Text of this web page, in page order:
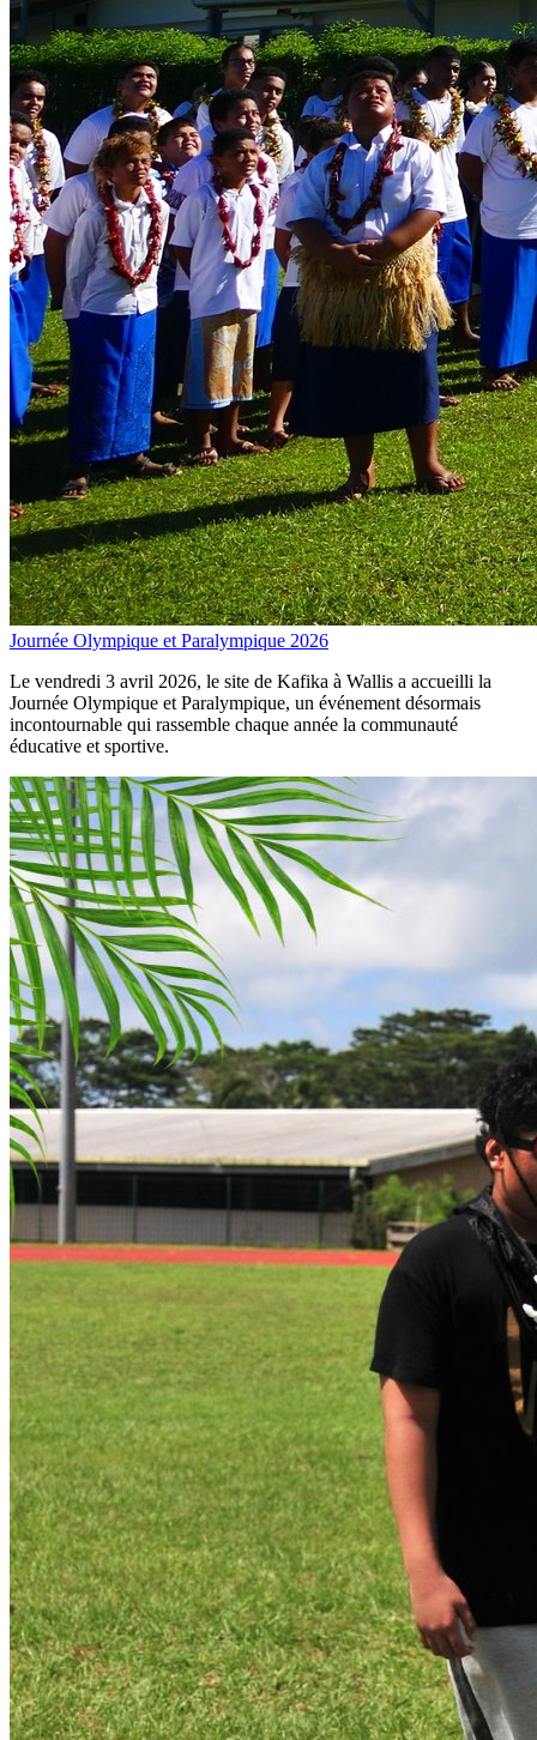
Journée Olympique et Paralympique 2026
Le vendredi 3 avril 2026, le site de Kafika à Wallis a accueilli la
Journée Olympique et Paralympique, un événement désormais
incontournable qui rassemble chaque année la communauté
éducative et sportive.